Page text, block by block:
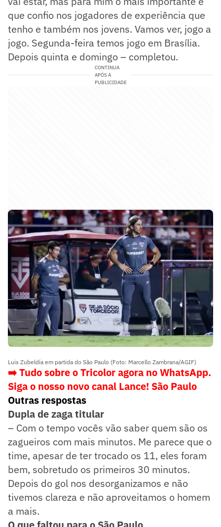
que confio nos jogadores de experiência que
tenho e também nos jovens. Vamos ver, jogo a
jogo. Segunda-feira temos jogo em Brasília.
Depois quinta e domingo – completou.
CONTINUA
APÓS A
PUBLICIDADE
Luis Zubeldía em partida do São Paulo (Foto: Marcello Zambrana/AGIF)
➡️ Tudo sobre o Tricolor agora no WhatsApp.
Siga o nosso novo canal Lance! São Paulo
Outras respostas
Dupla de zaga titular
– Com o tempo vocês vão saber quem são os
zagueiros com mais minutos. Me parece que o
time, apesar de ter trocado os 11, eles foram
bem, sobretudo os primeiros 30 minutos.
Depois do gol nos desorganizamos e não
tivemos clareza e não aproveitamos o homem
a mais.